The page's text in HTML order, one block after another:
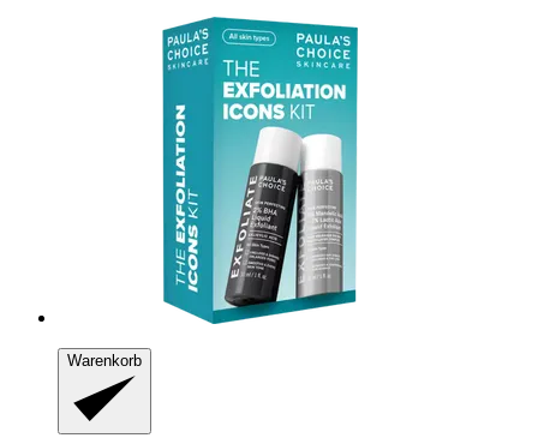
Warenkorb